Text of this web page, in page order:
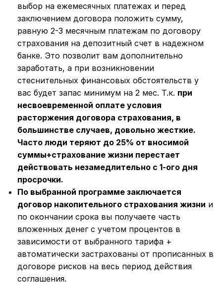
выбор на ежемесячных платежах и перед
заключением договора положить сумму,
равную 2-3 месячным платежам по договору
страхования на депозитный счет в надежном
банке. Это позволит вам дополнительно
заработать, а при возникновении
стеснительных финансовых обстоятельств у
вас будет запас минимум на 2 мес. Т.к. при
несвоевременной оплате условия
расторжения договора страхования, в
большинстве случаев, довольно жесткие.
Часто люди теряют до 25% от вносимой
суммы+страхование жизни перестает
действовать незамедлительно с 1-ого дня
просрочки.
По выбранной программе заключается
договор накопительного страхования жизни и
по окончании срока вы получаете часть
вложенных денег с учетом процентов в
зависимости от выбранного тарифа +
автоматически застрахованы от прописанных в
договоре рисков на весь период действия
соглашения.